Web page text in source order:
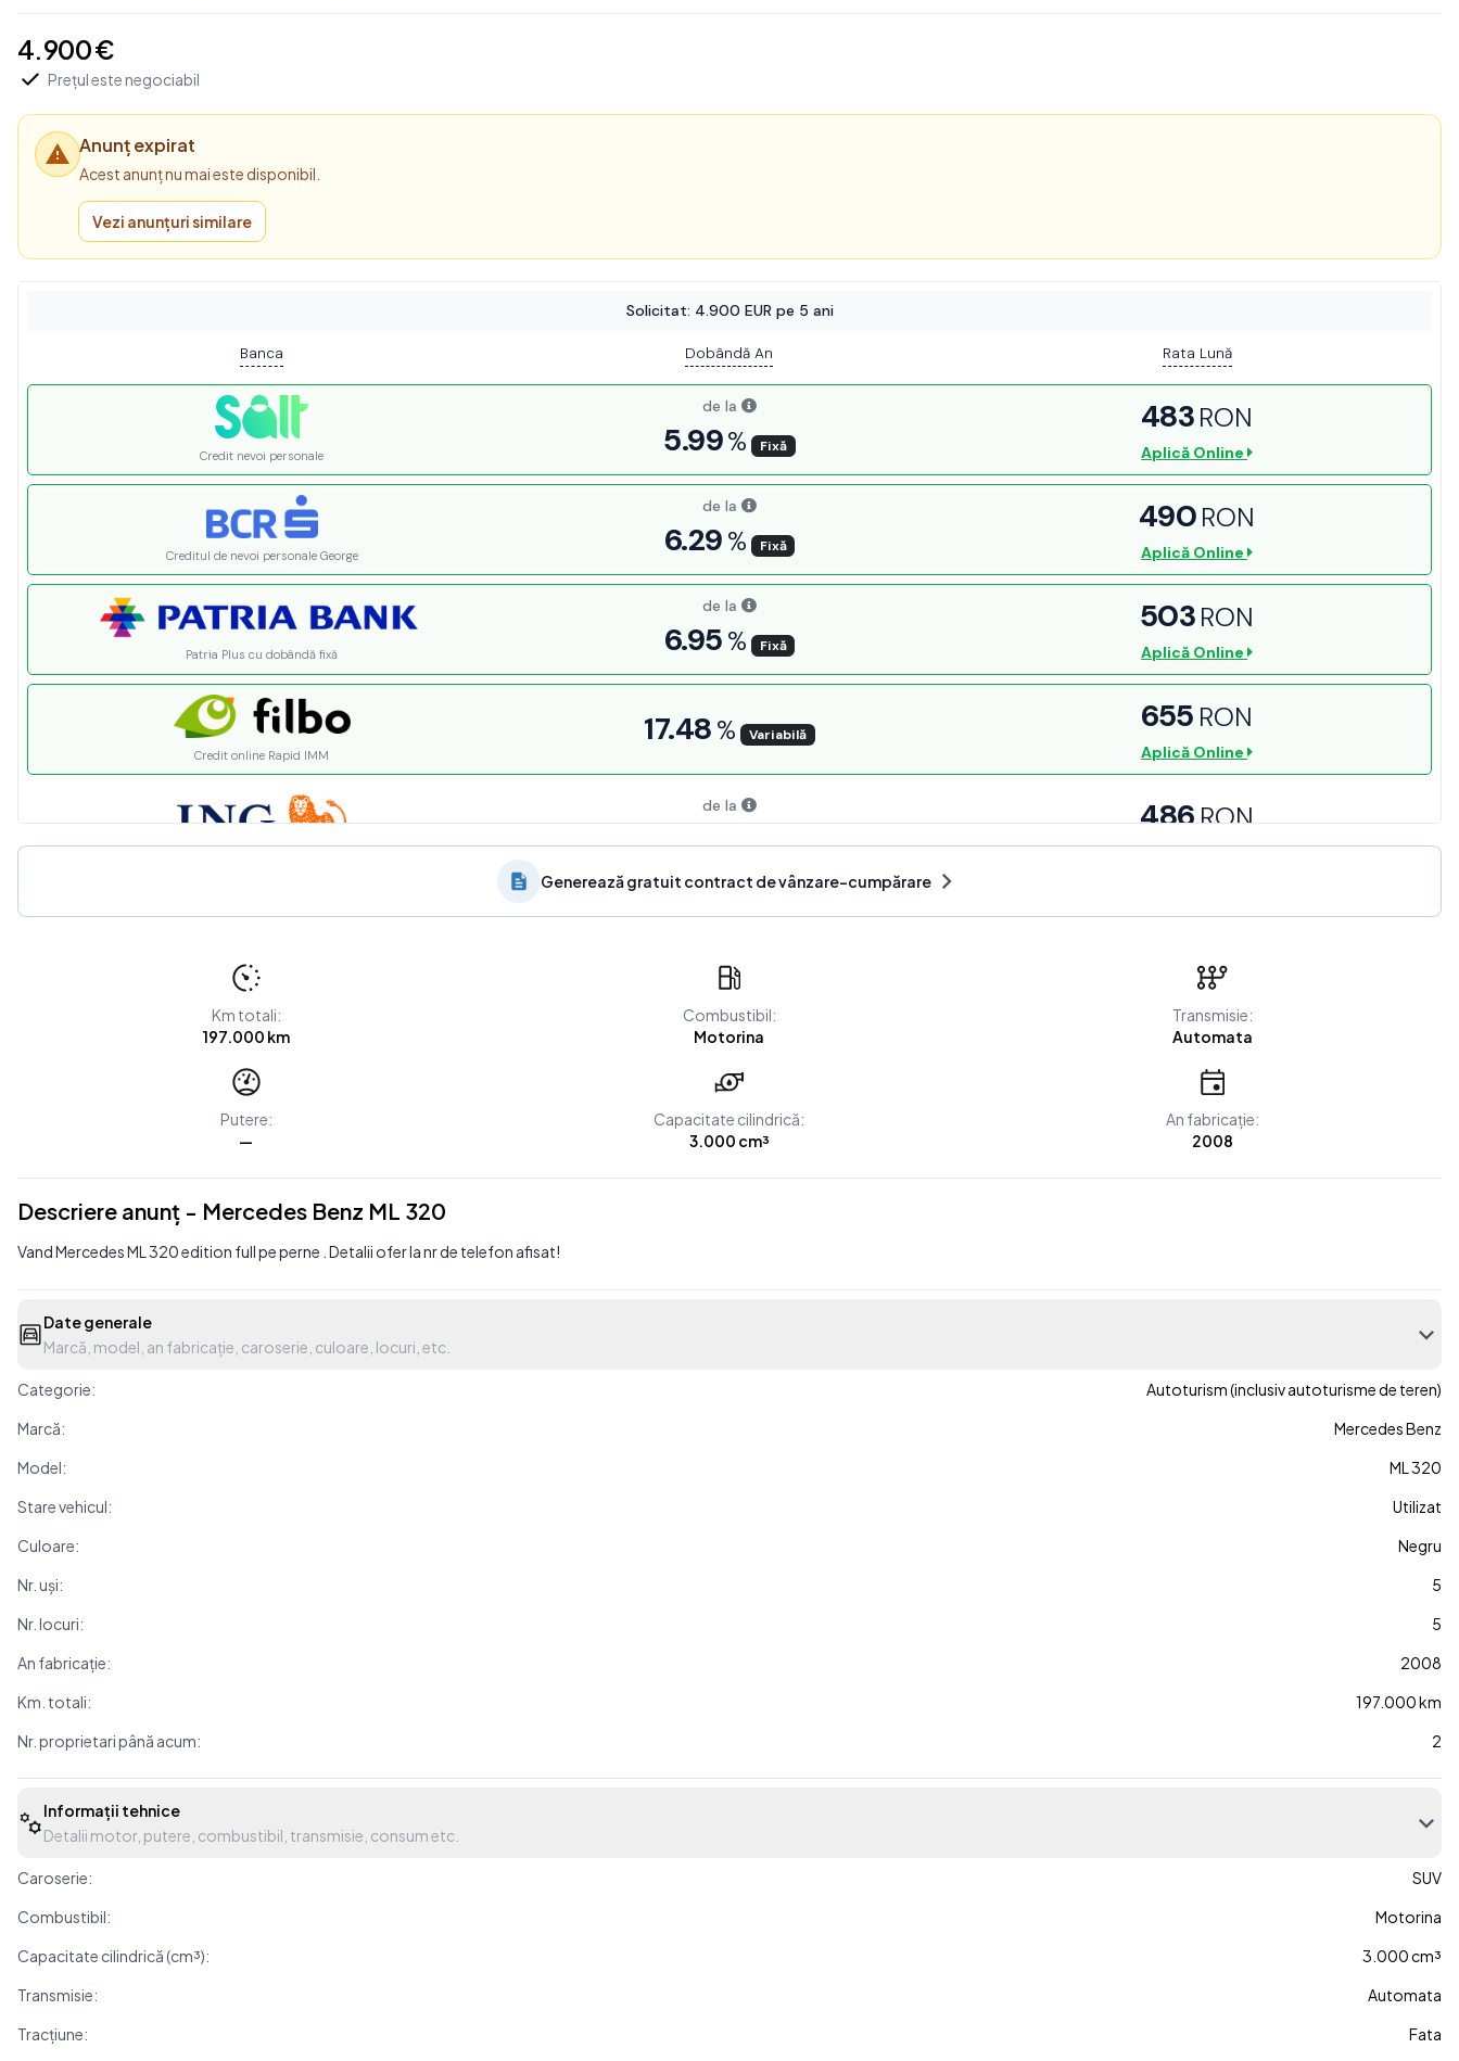
4.900 €
Prețul este negociabil
Anunț expirat
Acest anunț nu mai este disponibil.
Vezi anunțuri similare
Generează gratuit contract de vânzare-cumpărare
Km totali:
197.000 km
Combustibil:
Motorina
Transmisie:
Automata
Putere:
—
Capacitate cilindrică:
3.000 cm³
An fabricație:
2008
Descriere anunț - Mercedes Benz ML 320
Vand Mercedes ML 320 edition full pe perne . Detalii ofer la nr de telefon afisat!
Date generale
Marcă, model, an fabricație, caroserie, culoare, locuri, etc.
Categorie:
Autoturism (inclusiv autoturisme de teren)
Marcă:
Mercedes Benz
Model:
ML 320
Stare vehicul:
Utilizat
Culoare:
Negru
Nr. uși:
5
Nr. locuri:
5
An fabricație:
2008
Km. totali:
197.000 km
Nr. proprietari până acum:
2
Informații tehnice
Detalii motor, putere, combustibil, transmisie, consum etc.
Caroserie:
SUV
Combustibil:
Motorina
Capacitate cilindrică (cm³):
3.000 cm³
Transmisie:
Automata
Tracțiune:
Fata